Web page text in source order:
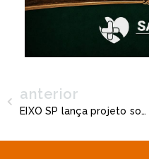
anterior
EIXO SP lança projeto social em Pompéia enquanto prefeitura abandonar o “Judô em Ação”